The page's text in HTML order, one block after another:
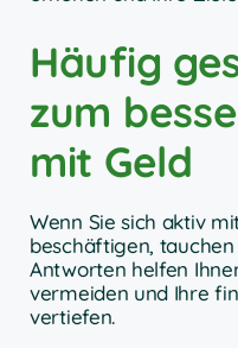
Häufig
zum
mit Geld
Wenn Sie sich aktiv
beschäftigen,
Antworten helfen
vermeiden und Ihre
vertiefen.